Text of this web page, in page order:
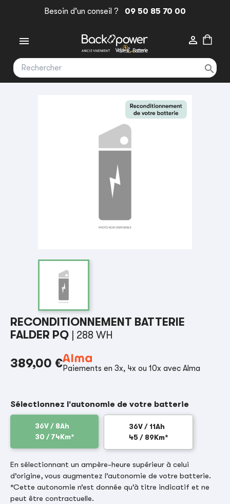
Besoin d'un conseil ? 09 50 85 70 00
 

RECONDITIONNEMENT BATTERIE
FALDER PQ
| 288 WH
389,00 €Paiements en 3x, 4x ou 10x avec Alma
Sélectionnez l'autonomie de votre batterie
36V / 8Ah
30 / 74Km*
36V / 11Ah
45 / 89Km*
En sélectionnant un ampère-heure supérieur à celui
d’origine, vous augmentez l’autonomie de votre batterie.
*Cette autonomie n’est donnée qu’à titre indicatif et ne
peut être contractuelle.